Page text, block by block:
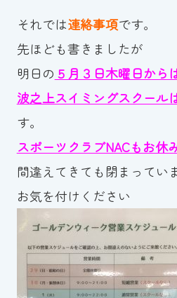
それでは連絡事項です。
先ほども書きましたが
明日の ５月３日木曜日から
波之上スイミングスクール
す。
スポーツクラブNACもお休
間違えてきても閉まってい
お気を付けください